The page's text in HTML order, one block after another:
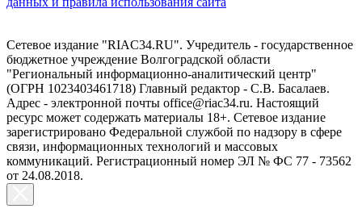
Сетевое издание "RIAC34.RU". Учредитель - государственное
бюджетное учреждение Волгоградской области
"Региональный информационно-аналитический центр"
(ОГРН 1023403461718) Главный редактор - С.В. Басалаев.
Адрес - электронной почты office@riac34.ru. Настоящий
ресурс может содержать материалы 18+. Сетевое издание
зарегистрировано Федеральной службой по надзору в сфере
связи, информационных технологий и массовых
коммуникаций. Регистрационный номер ЭЛ № ФС 77 - 73562
от 24.08.2018.